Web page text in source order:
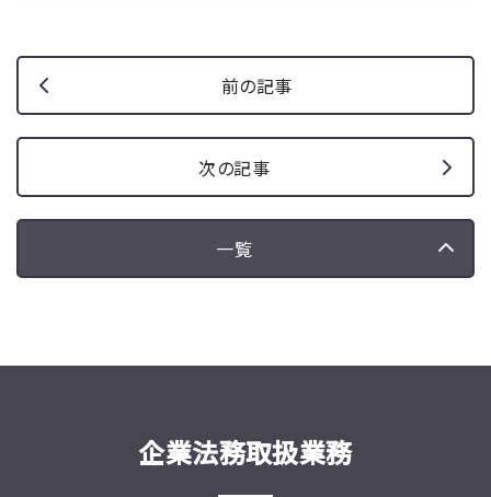
前の記事
次の記事
一覧
企業法務取扱業務